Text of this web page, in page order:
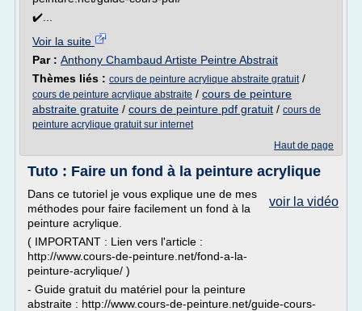
✔️...
Voir la suite
Par : Anthony Chambaud Artiste Peintre Abstrait
Thèmes liés : cours de peinture acrylique abstraite gratuit/
cours de peinture acrylique abstraite / cours de peinture
abstraite gratuite / cours de peinture pdf gratuit / cours de
peinture acrylique gratuit sur internet
Haut de page
Tuto : Faire un fond à la peinture acrylique
voir la vidéo
Dans ce tutoriel je vous explique une de mes
méthodes pour faire facilement un fond à la
peinture acrylique.
( IMPORTANT : Lien vers l'article :
http://www.cours-de-peinture.net/fond-a-la-
peinture-acrylique/ )
- Guide gratuit du matériel pour la peinture
abstraite : http://www.cours-de-peinture.net/guide-cours-